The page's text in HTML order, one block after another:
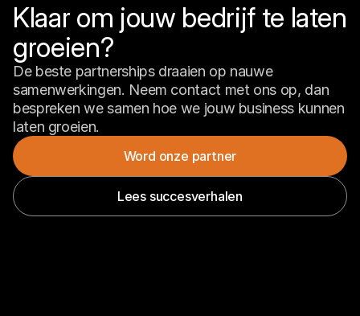
Krijgen mijn klanten ondersteuning?
Wat als ik meer vragen heb of hulp nodig heb?
Klaar om jouw bedrijf te laten
groeien?
De beste partnerships draaien op nauwe
samenwerkingen. Neem contact met ons op, dan
bespreken we samen hoe we jouw business kunnen
laten groeien.
Word onze partner
Lees succesverhalen